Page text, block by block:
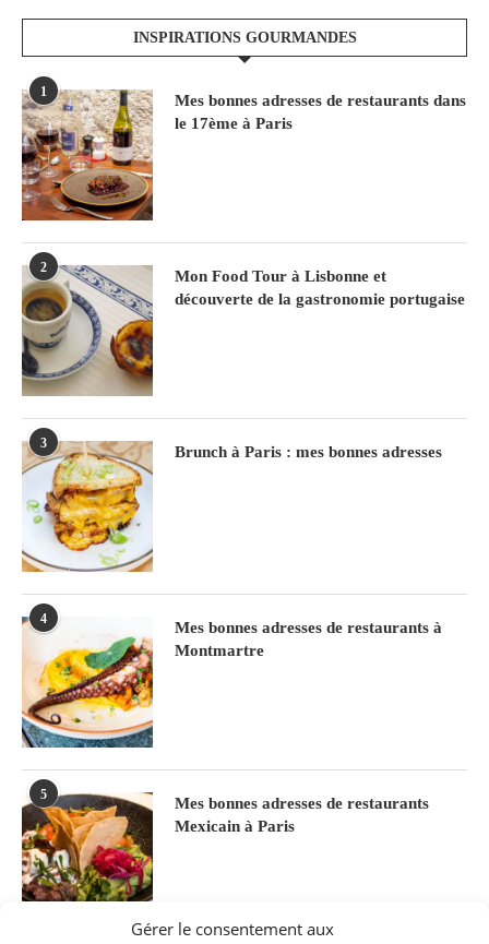
Gérer le consentement aux
INSPIRATIONS GOURMANDES
1
Mes bonnes adresses de restaurants dans
le 17ème à Paris
2
Mon Food Tour à Lisbonne et
découverte de la gastronomie portugaise
3
Brunch à Paris : mes bonnes adresses
4
Mes bonnes adresses de restaurants à
Montmartre
5
Mes bonnes adresses de restaurants
Mexicain à Paris